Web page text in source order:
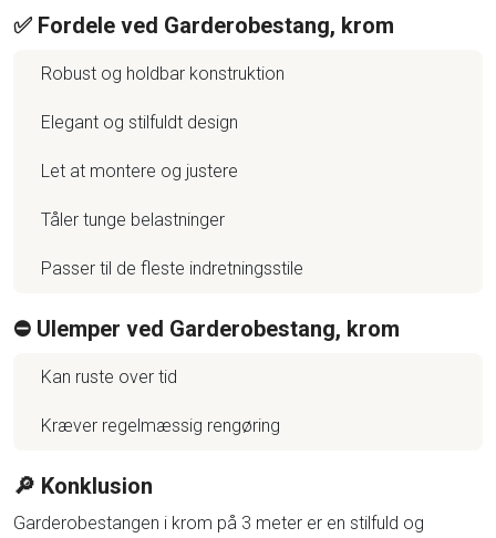
✅ Fordele ved Garderobestang, krom
Robust og holdbar konstruktion
Elegant og stilfuldt design
Let at montere og justere
Tåler tunge belastninger
Passer til de fleste indretningsstile
⛔️ Ulemper ved Garderobestang, krom
Kan ruste over tid
Kræver regelmæssig rengøring
🔎 Konklusion
Garderobestangen i krom på 3 meter er en stilfuld og